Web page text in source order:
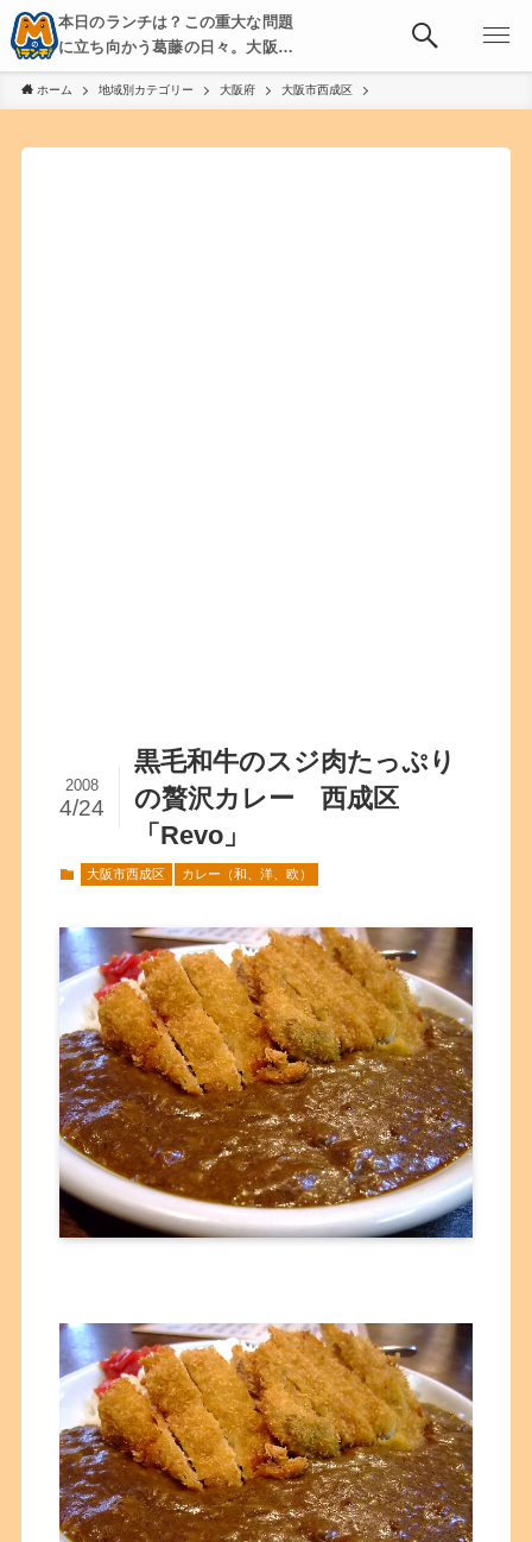
本日のランチは？この重大な問題
に立ち向かう葛藤の日々。大阪・
京都・神戸を中心とした食べ歩
き、飲み歩きを綴る。
ホーム 地域別カテゴリー 大阪府 大阪市西成区
黒毛和牛のスジ肉たっぷり
の贅沢カレー 西成区
「Revo」
2008
4/24
大阪市西成区 カレー（和、洋、欧）